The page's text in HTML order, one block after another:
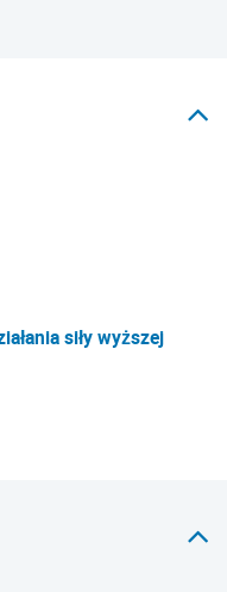
siły wyższej